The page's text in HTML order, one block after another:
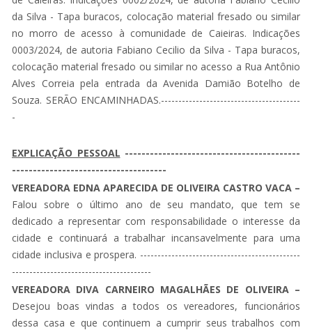
da Silva - Tapa buracos, colocação material fresado ou similar
no morro de acesso à comunidade de Caieiras. Indicações
0003/2024, de autoria Fabiano Cecilio da Silva - Tapa buracos,
colocação material fresado ou similar no acesso a Rua Antônio
Alves Correia pela entrada da Avenida Damião Botelho de
Souza. SERÃO ENCAMINHADAS.----------------------------------------
-
EXPLICAÇÃO PESSOAL ------------------------------------------
-------------------------------------
VEREADORA EDNA APARECIDA DE OLIVEIRA CASTRO VACA –
Falou sobre o último ano de seu mandato, que tem se
dedicado a representar com responsabilidade o interesse da
cidade e continuará a trabalhar incansavelmente para uma
cidade inclusiva e prospera. ----------------------------------------------
----------------------------------------
VEREADORA DIVA CARNEIRO MAGALHÃES DE OLIVEIRA –
Desejou boas vindas a todos os vereadores, funcionários
dessa casa e que continuem a cumprir seus trabalhos com